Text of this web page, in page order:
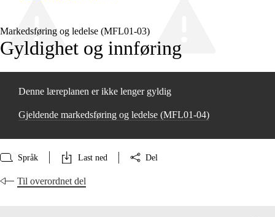
Markedsføring og ledelse (MFL01‑03)
Gyldighet og innføring
Denne læreplanen er ikke lenger gyldig
Gjeldende markedsføring og ledelse (MFL01‑04)
Språk Last ned Del
Til overordnet del